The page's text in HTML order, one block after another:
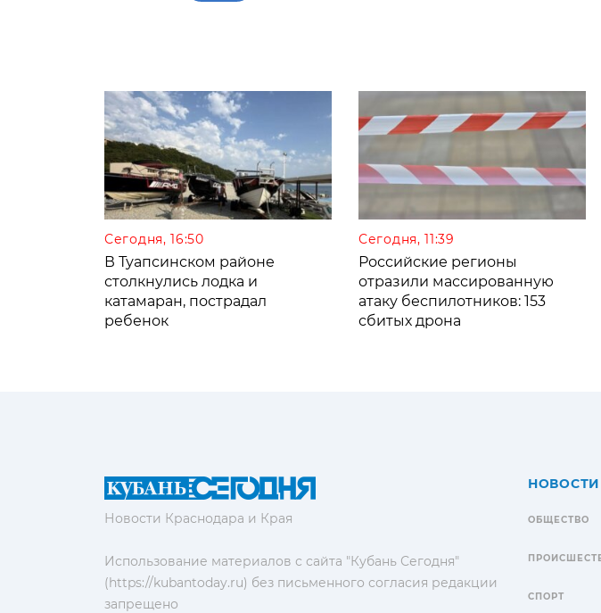
Сегодня, 16:50
В Туапсинском районе
столкнулись лодка и
катамаран, пострадал
ребенок
Сегодня, 11:39
Российские регионы
отразили массированную
атаку беспилотников: 153
сбитых дрона
Новости Краснодара и Края
Использование материалов с сайта "Кубань Сегодня"
(https://kubantoday.ru) без письменного согласия редакции
запрещено
НОВОСТИ
ОБЩЕСТВО
СПОРТ